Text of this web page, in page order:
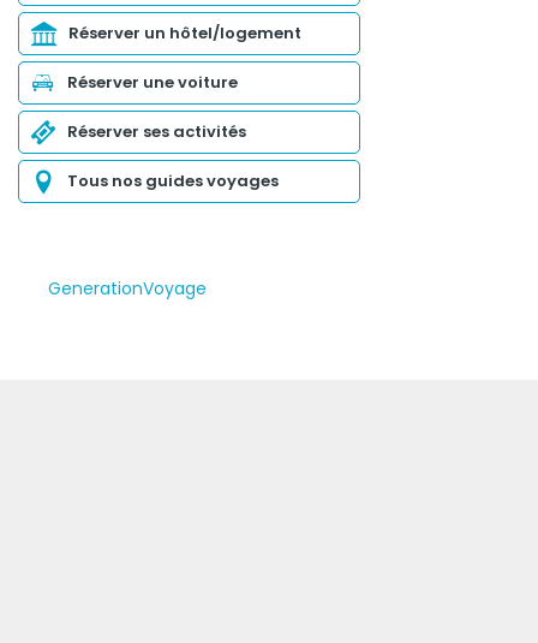
Réserver un hôtel/logement
Réserver une voiture
Réserver ses activités
Tous nos guides voyages
GenerationVoyage